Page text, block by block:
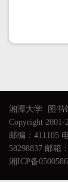
湘潭大学 图书
Copyright
邮编：411105
58298837 邮箱
湘ICP备